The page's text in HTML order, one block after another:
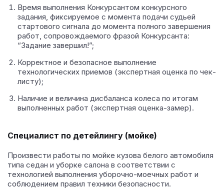
Время выполнения Конкурсантом конкурсного
задания, фиксируемое с момента подачи судьей
стартового сигнала до момента полного завершения
работ, сопровождаемого фразой Конкурсанта:
“Задание завершил!”;
Корректное и безопасное выполнение
технологических приемов (экспертная оценка по чек-
листу);
Наличие и величина дисбаланса колеса по итогам
выполненных работ (экспертная оценка-замер).
Специалист по детейлингу (мойке)
Произвести работы по мойке кузова белого автомобиля
типа седан и уборке салона в соответствии с
технологией выполнения уборочно-моечных работ и
соблюдением правил техники безопасности.